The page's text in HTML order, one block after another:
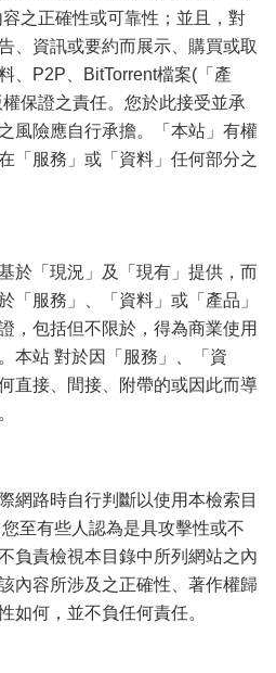
之正確性或可靠性；並且，對
、資訊或要約而展示、購買或取
、P2P、BitTorrent檔案(「產
保證之責任。您於此接受並承
風險應自行承擔。「本站」有權
「服務」或「資料」任何部分之
於「現況」及「現有」提供，而
「服務」、「資料」或「產品」
，包括但不限於，得為商業使用
本站 對於因「服務」、「資
直接、間接、附帶的或因此而導
網路時自行判斷以使用本檢索目
至有些人認為是具攻擊性或不
負責檢視本目錄中所列網站之內
內容所涉及之正確性、著作權歸
如何，並不負任何責任。